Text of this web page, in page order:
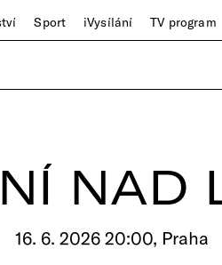
Sport iVysílání TV program
NAD
16. 6. 2026 20:00, Praha